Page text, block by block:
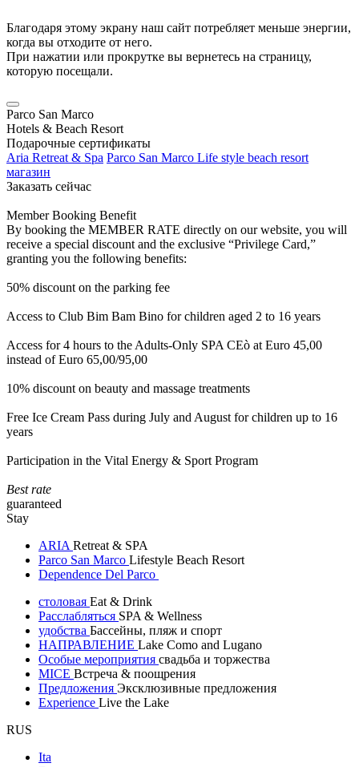
Благодаря этому экрану наш сайт потребляет меньше энергии,
когда вы отходите от него.
При нажатии или прокрутке вы вернетесь на страницу,
которую посещали.
Parco San Marco
Hotels & Beach Resort
Подарочные сертификаты
Aria Retreat & Spa Parco San Marco Life style beach resort
магазин
Заказать сейчас
Member Booking Benefit
By booking the MEMBER RATE directly on our website, you will
receive a special discount and the exclusive “Privilege Card,”
granting you the following benefits:
50% discount on the parking fee
Access to Club Bim Bam Bino for children aged 2 to 16 years
Access for 4 hours to the Adults-Only SPA CEò at Euro 45,00
instead of Euro 65,00/95,00
10% discount on beauty and massage treatments
Free Ice Cream Pass during July and August for children up to 16
years
Participation in the Vital Energy & Sport Program
Best rate
guaranteed
Stay
ARIA Retreat & SPA
Parco San Marco Lifestyle Beach Resort
Dependence Del Parco
столовая Eat & Drink
Расслабляться SPA & Wellness
удобства Бассейны, пляж и спорт
НАПРАВЛЕНИЕ Lake Como and Lugano
Особые мероприятия свадьба и торжества
MICE Встреча & поощрения
Предложения Эксклюзивные предложения
Experience Live the Lake
RUS
Ita